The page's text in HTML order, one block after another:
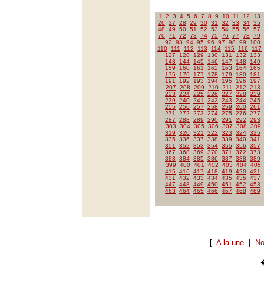
1 2 3 4 5 6 7 8 9 10 11 12
13
26
27 28 29 30 31 32 33 34 35
48
49 50 51 52 53 54 55 56
57
70 71 72 73 74 75 76 77 78
79
92
93 94 95 96 97 98 99
100
110
111 112 113 114 115 116
117
127
128 129 130 131 132
133
143
144 145 146 147 148
149
159
160 161 162 163 164
165
175
176 177 178 179 180
181
191
192 193 194 195 196
197
207
208 209 210 211 212
213
223
224 225 226 227 228
229
239
240 241 242 243 244 245
255
256 257 258 259 260 261
271
272 273 274 275 276
277
287
288 289 290 291 292
293
303
304 305 306 307 308
309
319
320 321 322 323 324 325
335
336 337 338 339 340 341
351
352 353 354 355 356
357
367
368 369 370 371 372
373
383
384 385 386 387 388
389
399
400 401 402 403 404 405
415
416 417 418 419 420 421
431
432 433 434 435 436
437
447
448 449 450 451 452
453
463
464 465 466 467 468 469
[ A la une|